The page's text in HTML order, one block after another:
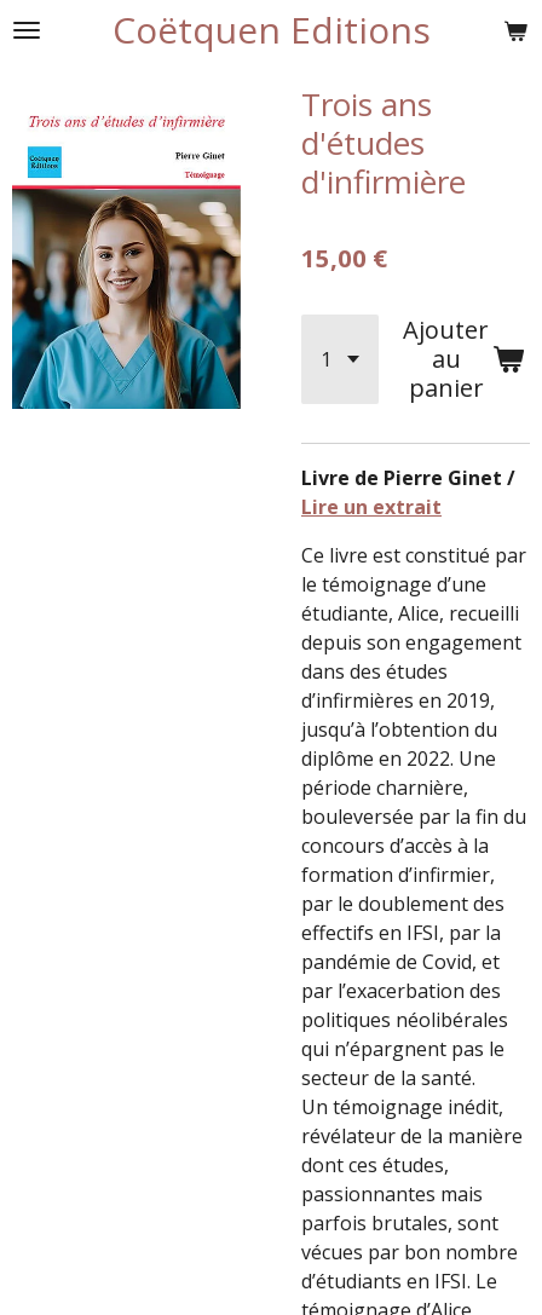
Passer
principal
Coëtquen Editions
Trois ans
d'études
d'infirmière
15,00 €
Ajouter
au
panier
Livre de Pierre Ginet /
Lire un extrait
Ce livre est constitué par
le témoignage d’une
étudiante, Alice, recueilli
depuis son engagement
dans des études
d’infirmières en 2019,
jusqu’à l’obtention du
diplôme en 2022. Une
période charnière,
bouleversée par la fin du
concours d’accès à la
formation d’infirmier,
par le doublement des
effectifs en IFSI, par la
pandémie de Covid, et
par l’exacerbation des
politiques néolibérales
qui n’épargnent pas le
secteur de la santé.
Un témoignage inédit,
révélateur de la manière
dont ces études,
passionnantes mais
parfois brutales, sont
vécues par bon nombre
d’étudiants en IFSI. Le